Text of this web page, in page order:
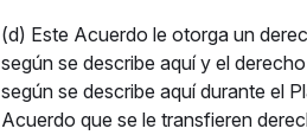
(d) Este Acuerdo le otorga un
según se describe aquí y el
según se describe aquí durante el
Acuerdo que se le transfieren